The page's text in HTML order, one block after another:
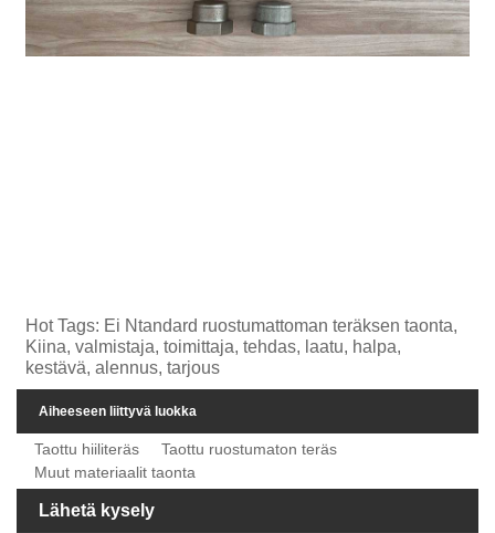
Hot Tags: Ei Ntandard ruostumattoman teräksen taonta,
Kiina, valmistaja, toimittaja, tehdas, laatu, halpa,
kestävä, alennus, tarjous
Aiheeseen liittyvä luokka
Taottu hiiliteräs
Taottu ruostumaton teräs
Muut materiaalit taonta
Lähetä kysely